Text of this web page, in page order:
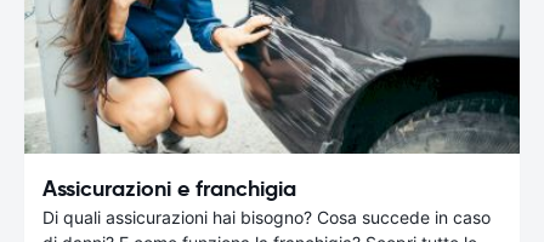
Assicurazioni e franchigia
Di quali assicurazioni hai bisogno? Cosa succede in caso